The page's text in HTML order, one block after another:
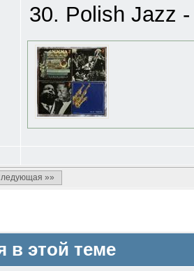
30. Polish Jazz
»»
в этой теме